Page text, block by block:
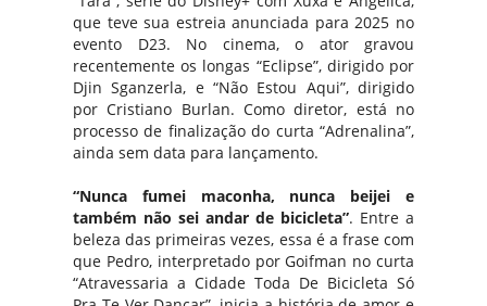
que teve sua estreia anunciada para 2025 no
evento D23. No cinema, o ator gravou
recentemente os longas “Eclipse”, dirigido por
Djin Sganzerla, e “Não Estou Aqui”, dirigido
por Cristiano Burlan. Como diretor, está no
processo de finalização do curta “Adrenalina”,
ainda sem data para lançamento.
“Nunca fumei maconha, nunca beijei e
também não sei andar de bicicleta”. Entre a
beleza das primeiras vezes, essa é a frase com
que Pedro, interpretado por Goifman no curta
“Atravessaria a Cidade Toda De Bicicleta Só